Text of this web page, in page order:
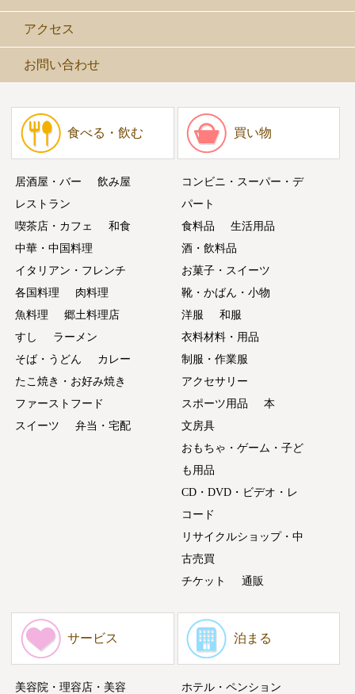
アクセス
お問い合わせ
食べる・飲む
居酒屋・バー
飲み屋
レストラン
喫茶店・カフェ
和食
中華・中国料理
イタリアン・フレンチ
各国料理
肉料理
魚料理
郷土料理店
すし
ラーメン
そば・うどん
カレー
たこ焼き・お好み焼き
ファーストフード
スイーツ
弁当・宅配
買い物
コンビニ・スーパー・デ
パート
食料品
生活用品
酒・飲料品
お菓子・スイーツ
靴・かばん・小物
洋服
和服
衣料材料・用品
制服・作業服
アクセサリー
スポーツ用品
本
文房具
おもちゃ・ゲーム・子ど
も用品
CD・DVD・ビデオ・レ
コード
リサイクルショップ・中
古売買
チケット
通販
サービス
美容院・理容店・美容
泊まる
ホテル・ペンション